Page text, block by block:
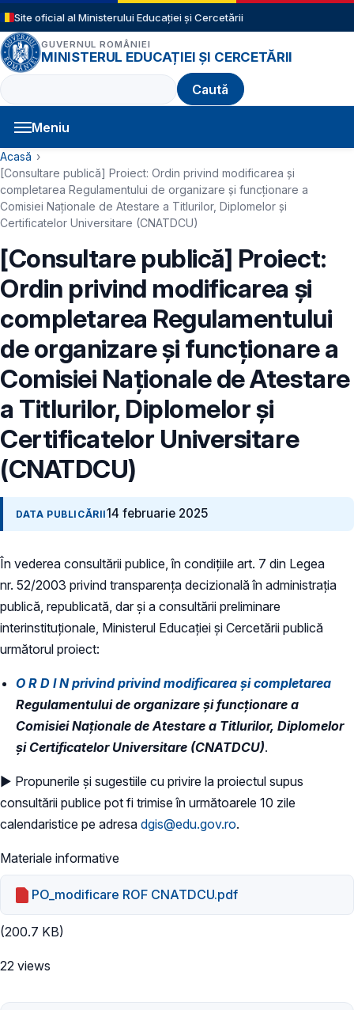
Sari la conținutul principal
Site oficial al Ministerului Educației și Cercetării
GUVERNUL ROMÂNIEI
MINISTERUL EDUCAȚIEI ȘI CERCETĂRII
Caută
Meniu
Navigație principală
Cale de navigare
Acasă
[Consultare publică] Proiect: Ordin privind modificarea și
completarea Regulamentului de organizare și funcționare a
Comisiei Naționale de Atestare a Titlurilor, Diplomelor și
Certificatelor Universitare (CNATDCU)
[Consultare publică] Proiect:
Ordin privind modificarea și
completarea Regulamentului
de organizare și funcționare a
Comisiei Naționale de Atestare
a Titlurilor, Diplomelor și
Certificatelor Universitare
(CNATDCU)
DATA PUBLICĂRII14 februarie 2025
În vederea consultării publice, în condiţiile art. 7 din Legea
nr. 52/2003 privind transparenţa decizională în administraţia
publică, republicată, dar și a consultării preliminare
interinstituționale, Ministerul Educaţiei și Cercetării publică
următorul proiect:
O R D I N privind privind modificarea și completarea
Regulamentului de organizare și funcționare a
Comisiei Naționale de Atestare a Titlurilor, Diplomelor
și Certificatelor Universitare (CNATDCU).
► Propunerile și sugestiile cu privire la proiectul supus
consultării publice pot fi trimise în următoarele 10 zile
calendaristice pe adresa dgis@edu.gov.ro.
Materiale informative
PO_modificare ROF CNATDCU.pdf
(200.7 KB)
22 views